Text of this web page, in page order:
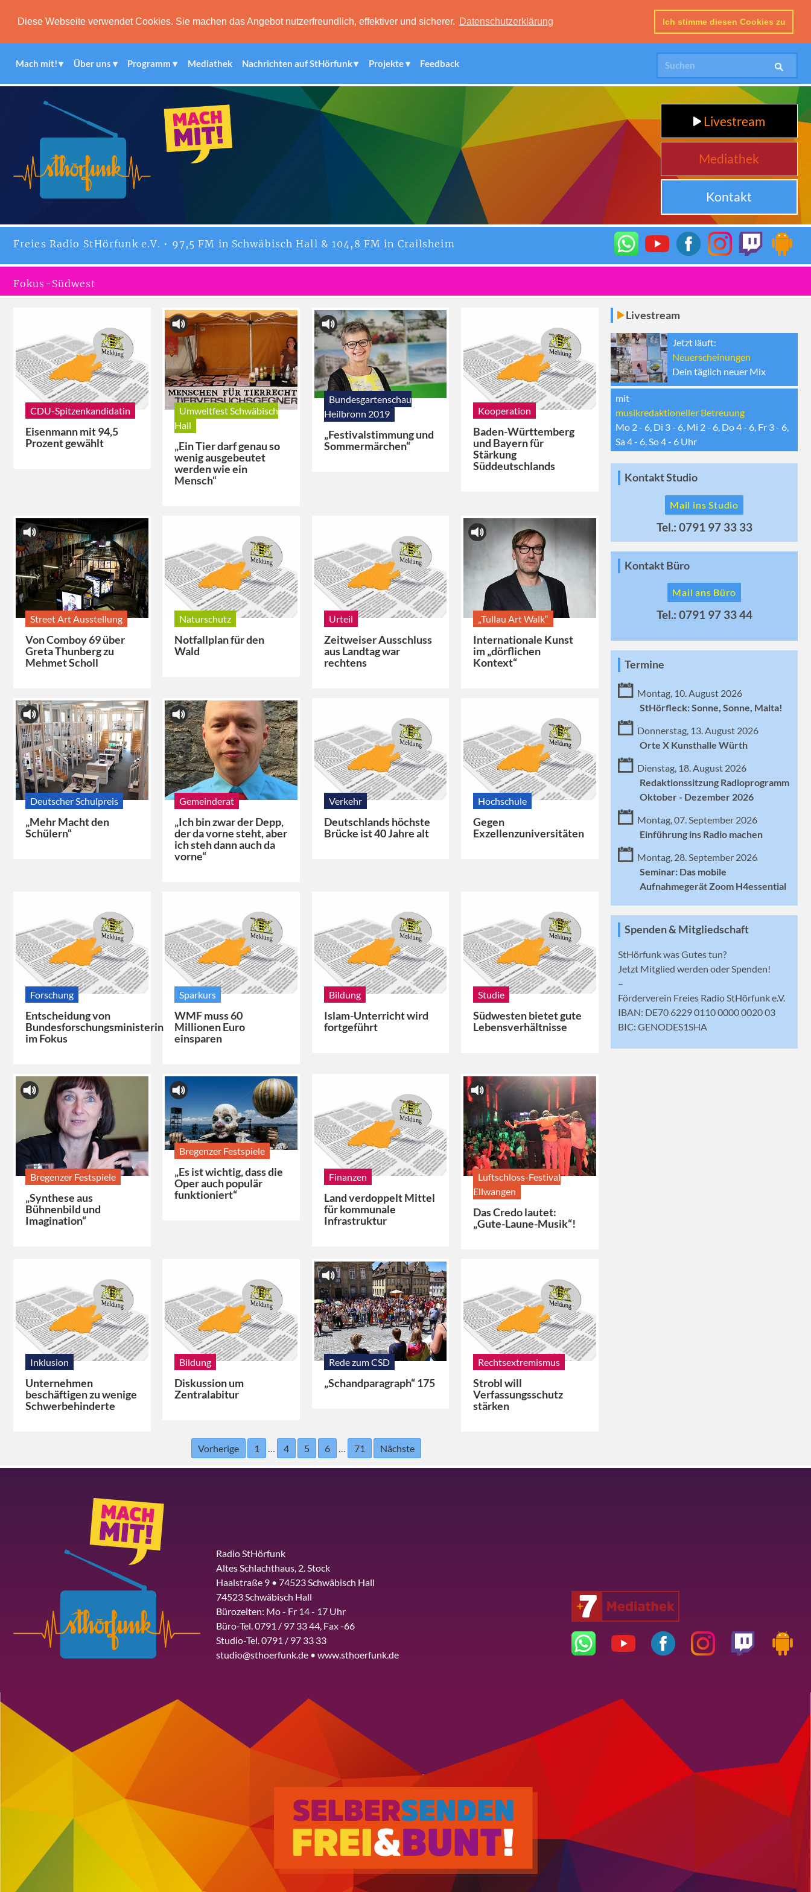
Diese Webseite verwendet Cookies. Sie machen das Angebot nutzerfreundlich, effektiver und sicherer. Datenschutzerklärung Ich stimme diesen Cookies zu
Mach mit! Über uns Programm Mediathek Nachrichten auf StHörfunk Projekte Feedback
Livestream
Mediathek
Kontakt
Freies Radio StHörfunke.V. • 97,5 FM in Schwäbisch Hall & 104,8 FM in Crailsheim
Fokus-Südwest
CDU-Spitzenkandidatin
Eisenmann mit 94,5
Prozent gewählt
Umweltfest Schwäbisch
Hall
„Ein Tier darf genau so
wenig ausgebeutet
werden wie ein
Mensch“
Bundesgartenschau
Heilbronn 2019
„Festivalstimmung und
Sommermärchen“
Kooperation
Baden-Württemberg
und Bayern für
Stärkung
Süddeutschlands
Street Art Ausstellung
Von Comboy 69 über
Greta Thunberg zu
Mehmet Scholl
Naturschutz
Notfallplan für den
Wald
Urteil
Zeitweiser Ausschluss
aus Landtag war
rechtens
„Tullau Art Walk“
Internationale Kunst
im „dörflichen
Kontext“
Deutscher Schulpreis
„Mehr Macht den
Schülern“
Gemeinderat
„Ich bin zwar der Depp,
der da vorne steht, aber
ich steh dann auch da
vorne“
Verkehr
Deutschlands höchste
Brücke ist 40 Jahre alt
Hochschule
Gegen
Exzellenzuniversitäten
Forschung
Entscheidung von
Bundesforschungsministerin
im Fokus
Sparkurs
WMF muss 60
Millionen Euro
einsparen
Bildung
Islam-Unterricht wird
fortgeführt
Studie
Südwesten bietet gute
Lebensverhältnisse
Bregenzer Festspiele
„Synthese aus
Bühnenbild und
Imagination“
Bregenzer Festspiele
„Es ist wichtig, dass die
Oper auch populär
funktioniert“
Finanzen
Land verdoppelt Mittel
für kommunale
Infrastruktur
Luftschloss-Festival
Ellwangen
Das Credo lautet:
„Gute-Laune-Musik“!
Inklusion
Unternehmen
beschäftigen zu wenige
Schwerbehinderte
Bildung
Diskussion um
Zentralabitur
Rede zum CSD
„Schandparagraph“ 175
Rechtsextremismus
Strobl will
Verfassungsschutz
stärken
Vorherige 1 … 4 5 6 … 71 Nächste
Livestream
Jetzt läuft:
Neuerscheinungen
Dein täglich neuer Mix
mit
musikredaktioneller Betreuung
Mo 2 - 6, Di 3 - 6, Mi 2 - 6, Do 4 - 6, Fr 3 - 6,
Sa 4 - 6, So 4 - 6 Uhr
Kontakt Studio
Mail ins Studio
Tel.: 0791 97 33 33
Kontakt Büro
Mail ans Büro
Tel.: 0791 97 33 44
Termine
Montag, 10. August 2026
StHörfleck: Sonne, Sonne, Malta!
Donnerstag, 13. August 2026
Orte X Kunsthalle Würth
Dienstag, 18. August 2026
Redaktionssitzung Radioprogramm
Oktober - Dezember 2026
Montag, 07. September 2026
Einführung ins Radio machen
Montag, 28. September 2026
Seminar: Das mobile
Aufnahmegerät Zoom H4essential
Spenden & Mitgliedschaft
StHörfunk was Gutes tun?
Jetzt Mitglied werden oder Spenden!
–
Förderverein Freies Radio StHörfunk e.V.
IBAN: DE70 6229 0110 0000 0020 03
BIC: GENODES1SHA
Radio StHörfunk
Altes Schlachthaus, 2. Stock
Haalstraße 9 • 74523 Schwäbisch Hall
74523 Schwäbisch Hall
Bürozeiten: Mo - Fr 14 - 17 Uhr
Büro-Tel. 0791 / 97 33 44, Fax -66
Studio-Tel. 0791 / 97 33 33
studio@sthoerfunk.de • www.sthoerfunk.de